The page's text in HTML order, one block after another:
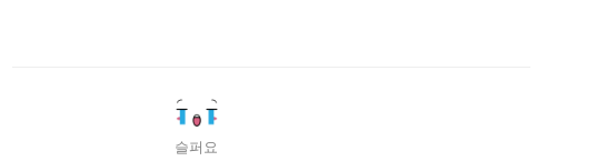
슬퍼요